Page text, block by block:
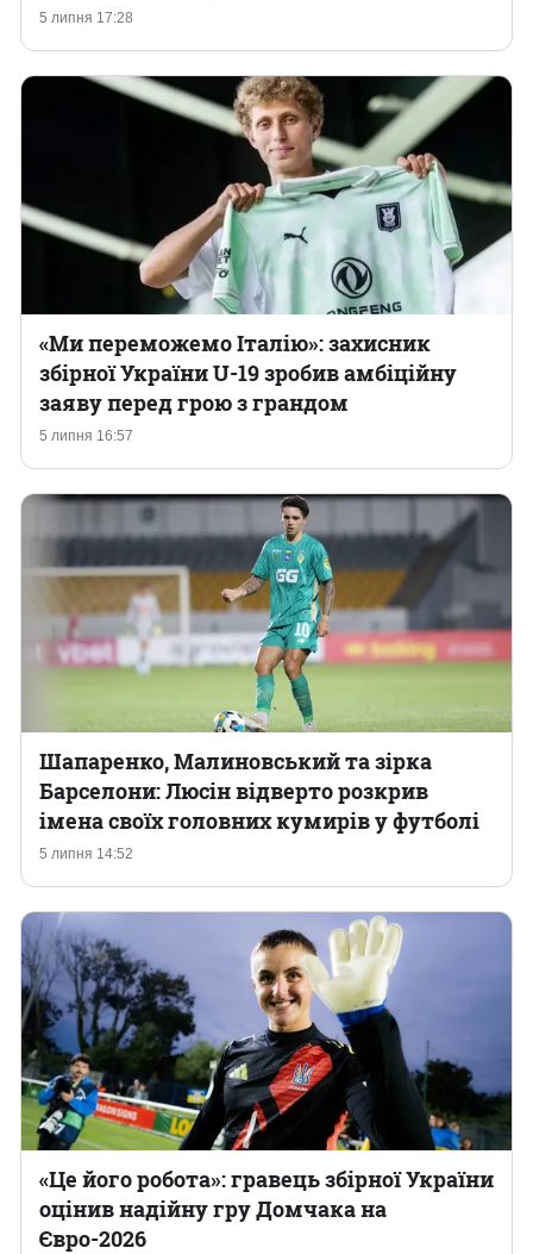
5 липня 17:28
5 липня 16:57
«Ми переможемо Італію»: захисник
збірної України U-19 зробив амбіційну
заяву перед грою з грандом
5 липня 14:52
Шапаренко, Малиновський та зірка
Барселони: Люсін відверто розкрив
імена своїх головних кумирів у футболі
«Це його робота‎»: гравець збірної України
оцінив надійну гру Домчака на
Євро-2026